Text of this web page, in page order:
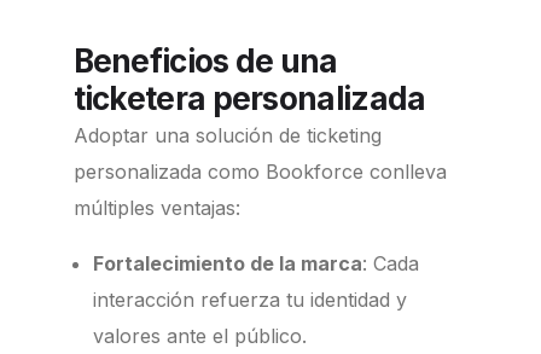
Beneficios de una
ticketera personalizada
Adoptar una solución de ticketing
personalizada como Bookforce conlleva
múltiples ventajas:
Fortalecimiento de la marca: Cada
interacción refuerza tu identidad y
valores ante el público.